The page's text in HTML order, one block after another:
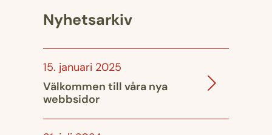
Nyhetsarkiv
15. januari 2025
Välkommen till våra nya
webbsidor